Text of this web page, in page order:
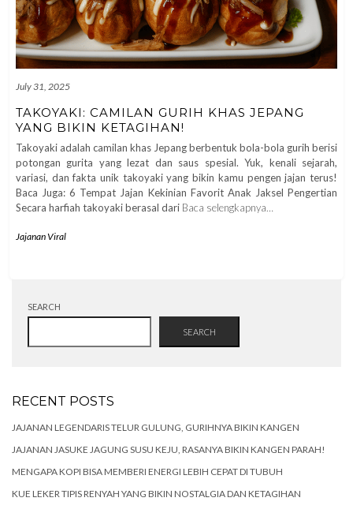
July 31, 2025
TAKOYAKI: CAMILAN GURIH KHAS JEPANG
YANG BIKIN KETAGIHAN!
Takoyaki adalah camilan khas Jepang berbentuk bola-bola gurih berisi
potongan gurita yang lezat dan saus spesial. Yuk, kenali sejarah,
variasi, dan fakta unik takoyaki yang bikin kamu pengen jajan terus!
Baca Juga: 6 Tempat Jajan Kekinian Favorit Anak Jaksel Pengertian
Secara harfiah takoyaki berasal dari Baca selengkapnya…
Jajanan Viral
SEARCH
SEARCH
RECENT POSTS
JAJANAN LEGENDARIS TELUR GULUNG, GURIHNYA BIKIN KANGEN
JAJANAN JASUKE JAGUNG SUSU KEJU, RASANYA BIKIN KANGEN PARAH!
MENGAPA KOPI BISA MEMBERI ENERGI LEBIH CEPAT DI TUBUH
KUE LEKER TIPIS RENYAH YANG BIKIN NOSTALGIA DAN KETAGIHAN